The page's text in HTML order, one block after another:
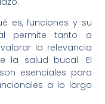
es, funciones y su
permite tanto a
la relevancia
la salud bucal. El
esenciales para
a lo largo